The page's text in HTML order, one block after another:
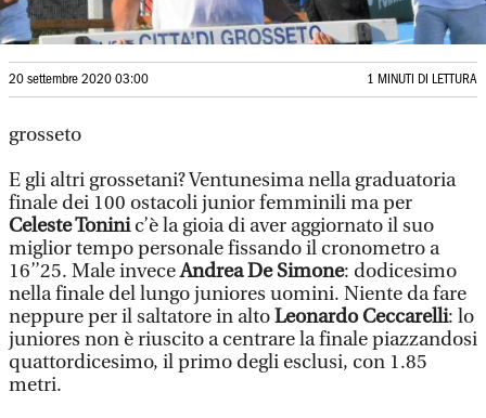
20 settembre 2020 03:00 1 MINUTI DI LETTURA
grosseto
E gli altri grossetani? Ventunesima nella graduatoria
finale dei 100 ostacoli junior femminili ma per
Celeste Toninic’è la gioia di aver aggiornato il suo
miglior tempo personale fissando il cronometro a
16’’25. Male inveceAndrea De Simone: dodicesimo
nella finale del lungo juniores uomini. Niente da fare
neppure per il saltatore in altoLeonardo Ceccarelli: lo
juniores non è riuscito a centrare la finale piazzandosi
quattordicesimo, il primo degli esclusi, con 1.85
metri.